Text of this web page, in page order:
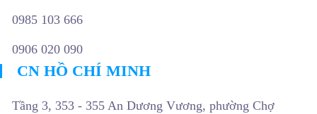
0985 103 666
0906 020 090
CN HỒ CHÍ MINH
Tầng 3, 353 - 355 An Dương Vương, phường Chợ